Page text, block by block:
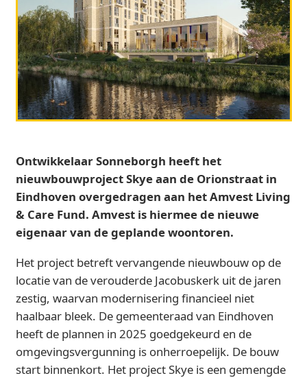
Ontwikkelaar Sonneborgh heeft het
nieuwbouwproject Skye aan de Orionstraat in
Eindhoven overgedragen aan het Amvest Living
& Care Fund. Amvest is hiermee de nieuwe
eigenaar van de geplande woontoren.
Het project betreft vervangende nieuwbouw op de
locatie van de verouderde Jacobuskerk uit de jaren
zestig, waarvan modernisering financieel niet
haalbaar bleek. De gemeenteraad van Eindhoven
heeft de plannen in 2025 goedgekeurd en de
omgevingsvergunning is onherroepelijk. De bouw
start binnenkort. Het project Skye is een gemengde